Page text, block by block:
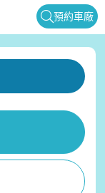
預約車廠